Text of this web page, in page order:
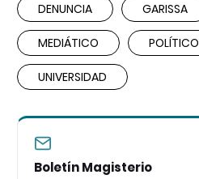
DENUNCIA GARISSA
MEDIÁTICO POLÍTICO
UNIVERSIDAD
Boletín Magisterio